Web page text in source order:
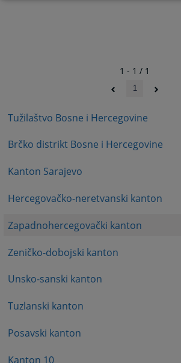
Tužilaštvo Bosne i Hercegovine
Brčko distrikt Bosne i Hercegovine
Kanton Sarajevo
Hercegovačko-neretvanski kanton
Zapadnohercegovački kanton
Zeničko-dobojski kanton
Unsko-sanski kanton
Tuzlanski kanton
Posavski kanton
Kanton 10
1 - 1 / 1
1